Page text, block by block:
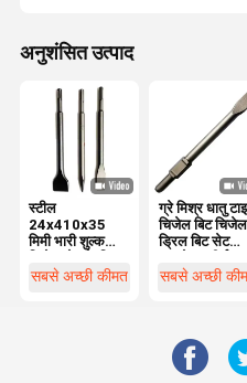
अनुशंसित उत्पाद
स्टील
24x410x35
मिमी भारी शुल्क
मरम्मत बिंदु चिजेल
सबसे अच्छी कीमत
ग्रे मिश्र धातु
चिजेल बिट चिजेल
ड्रिल बिट सेट
ट्रिमिंग के लिए
सबसे अच्छी